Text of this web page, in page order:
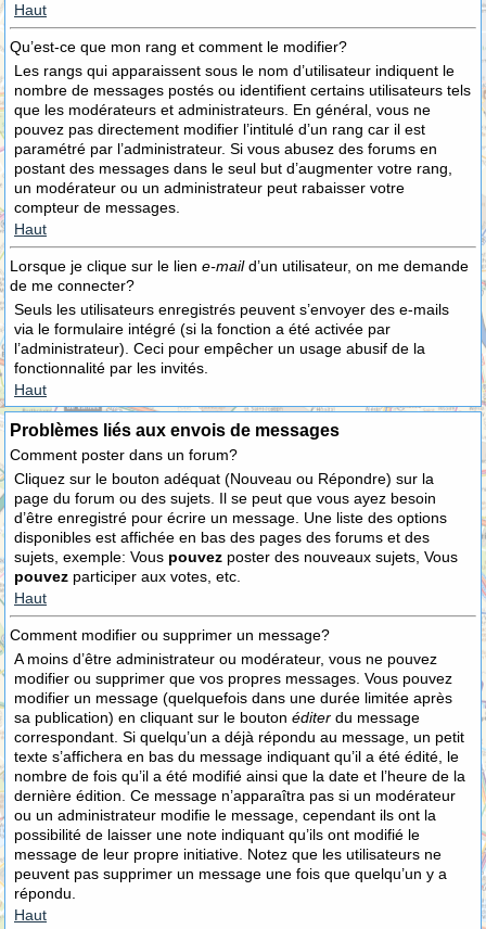
Haut
Qu’est-ce que mon rang et comment le modifier?
Les rangs qui apparaissent sous le nom d’utilisateur indiquent le
nombre de messages postés ou identifient certains utilisateurs tels
que les modérateurs et administrateurs. En général, vous ne
pouvez pas directement modifier l’intitulé d’un rang car il est
paramétré par l’administrateur. Si vous abusez des forums en
postant des messages dans le seul but d’augmenter votre rang,
un modérateur ou un administrateur peut rabaisser votre
compteur de messages.
Haut
Lorsque je clique sur le lien e-maild’un utilisateur, on me demande
de me connecter?
Seuls les utilisateurs enregistrés peuvent s’envoyer des e-mails
via le formulaire intégré (si la fonction a été activée par
l’administrateur). Ceci pour empêcher un usage abusif de la
fonctionnalité par les invités.
Haut
Problèmes liés aux envois de messages
Comment poster dans un forum?
Cliquez sur le bouton adéquat (Nouveau ou Répondre) sur la
page du forum ou des sujets. Il se peut que vous ayez besoin
d’être enregistré pour écrire un message. Une liste des options
disponibles est affichée en bas des pages des forums et des
sujets, exemple: Vous pouvez poster des nouveaux sujets, Vous
pouvez participer aux votes, etc.
Haut
Comment modifier ou supprimer un message?
A moins d’être administrateur ou modérateur, vous ne pouvez
modifier ou supprimer que vos propres messages. Vous pouvez
modifier un message (quelquefois dans une durée limitée après
sa publication) en cliquant sur le bouton éditer du message
correspondant. Si quelqu’un a déjà répondu au message, un petit
texte s’affichera en bas du message indiquant qu’il a été édité, le
nombre de fois qu’il a été modifié ainsi que la date et l’heure de la
dernière édition. Ce message n’apparaîtra pas si un modérateur
ou un administrateur modifie le message, cependant ils ont la
possibilité de laisser une note indiquant qu’ils ont modifié le
message de leur propre initiative. Notez que les utilisateurs ne
peuvent pas supprimer un message une fois que quelqu’un y a
répondu.
Haut